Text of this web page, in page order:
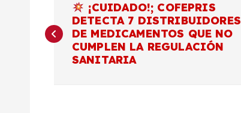
a
¡CUIDADO!; COFEPRIS
DETECTA 7 DISTRIBUIDORES
DE MEDICAMENTOS QUE NO
CUMPLEN LA REGULACIÓN
SANITARIA